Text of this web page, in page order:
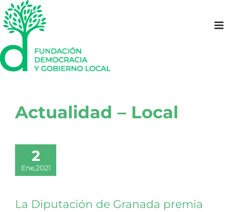
Saltar
al
contenido
Actualidad – Local
2
Ene,2021
La Diputación de Granada premia